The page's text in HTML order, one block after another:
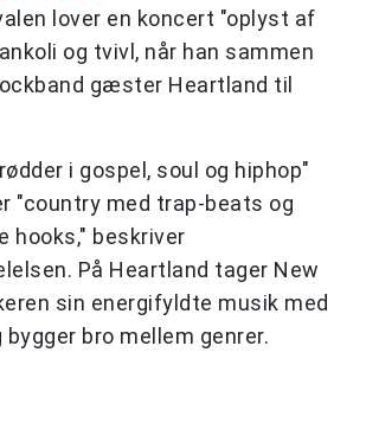
lover en koncert "oplyst af
og tvivl, når han sammen
gæster Heartland til
i gospel, soul og hiphop"
"country med trap-beats og
hooks," beskriver
På Heartland tager New
sin energifyldte musik med
bygger bro mellem genrer.